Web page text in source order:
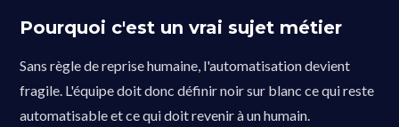
Pourquoi c'est un vrai sujet métier
Sans règle de reprise humaine, l'automatisation devient
fragile. L'équipe doit donc définir noir sur blanc ce qui reste
automatisable et ce qui doit revenir à un humain.